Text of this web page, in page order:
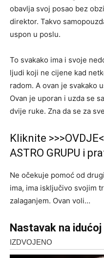
obavlja svoj posao bez
direktor. Takvo
uspon u poslu.
To svakako ima i svoje
ljudi koji ne cijene kad
radom. A ovan je svakako
Ovan je uporan i uzda se
dvije ruke. Zna da se za
Kliknite
ASTRO GRUPU i
Ne očekuje pomoć od
ima, ima isključivo svojim
zalaganjem. Ovan voli…
Nastavak na